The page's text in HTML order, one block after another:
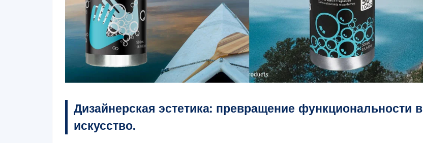
Дизайнерская эстетика: превращение функциональности в
искусство.